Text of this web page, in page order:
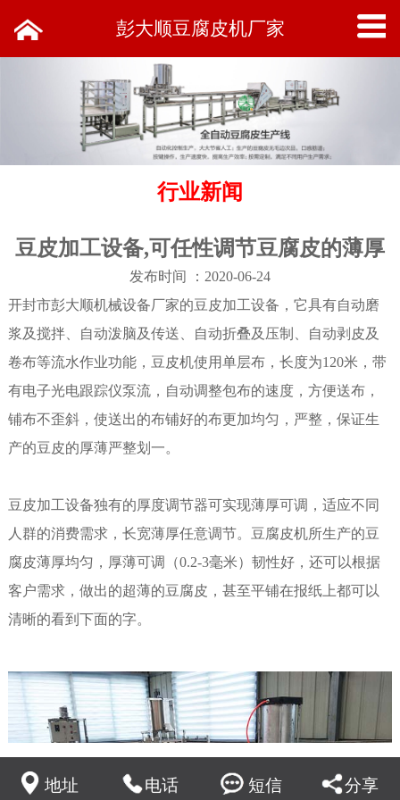
彭大顺豆腐皮机厂家
行业新闻
豆皮加工设备,可任性调节豆腐皮的薄厚
发布时间 ：2020-06-24
开封市彭大顺机械设备厂家的豆皮加工设备，它具有自动磨
浆及搅拌、自动泼脑及传送、自动折叠及压制、自动剥皮及
卷布等流水作业功能， 豆皮机使用单层布，长度为120米，带
有电子光电跟踪仪泵流，自动调整包布的速度，方便送布，
铺布不歪斜，使送出的布铺好的布更加均匀，严整，保证生
产的豆皮的厚薄严整划一。
豆皮加工设备独有的厚度调节器可实现薄厚可调，适应不同
人群的消费需求，长宽薄厚任意调节。 豆腐皮机所生产的豆
腐皮薄厚均匀，厚薄可调（0.2-3毫米）韧性好，还可以根据
客户需求，做出的超薄的豆腐皮，甚至平铺在报纸上都可以
清晰的看到下面的字。
地址 电话 短信 分享